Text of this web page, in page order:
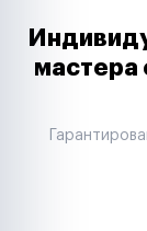
Таксопарки
Автодилеры
Строительные
Аренда
мастера